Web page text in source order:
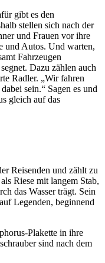
gibt es den
stellen sich nach der
und Frauen vor ihre
und Autos. Und warten,
Fahrzeugen
Dazu zählen auch
Radler. „Wir fahren
sein.“ Sagen es und
gleich auf das
Reisenden und zählt zu
Riese mit langem Stab,
das Wasser trägt. Sein
Legenden, beginnend
Plakette in ihre
sind nach dem